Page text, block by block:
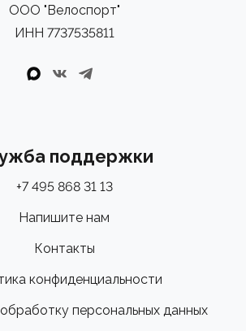
ООО "Велоспорт"
ИНН 7737535811
поддержки
+7 495 868 31 13
Напишите нам
Контакты
конфиденциальности
персональных данных